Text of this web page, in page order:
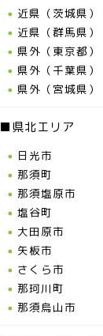
近県（茨城県）
近県（群馬県）
県外（東京都）
県外（千葉県）
県外（宮城県）
■県北エリア
日光市
那須町
那須塩原市
塩谷町
大田原市
矢板市
さくら市
那珂川町
那須烏山市